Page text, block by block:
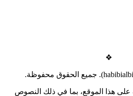
❖
على هذا الموقع، بما في ذلك النصوص